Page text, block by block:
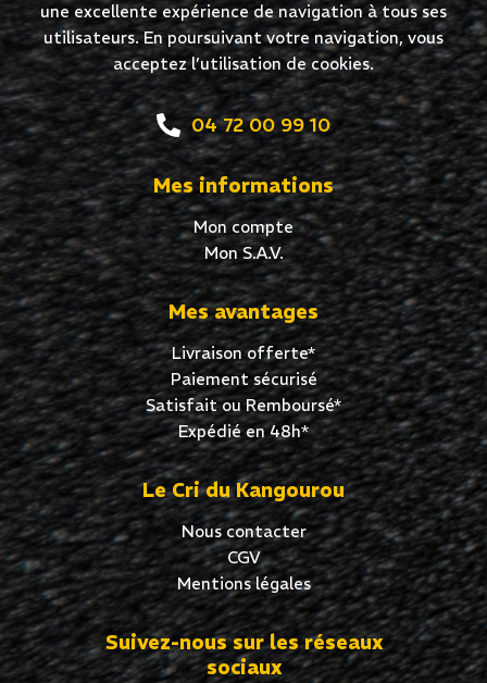
une excellente expérience de navigation à tous ses
utilisateurs. En poursuivant votre navigation, vous
acceptez l’utilisation de cookies.
04 72 00 99 10
Mes informations
Mon compte
Mon S.A.V.
Mes avantages
Livraison offerte*
Paiement sécurisé
Satisfait ou Remboursé*
Expédié en 48h*
Le Cri du Kangourou
Nous contacter
CGV
Mentions légales
Suivez-nous sur les réseaux
sociaux